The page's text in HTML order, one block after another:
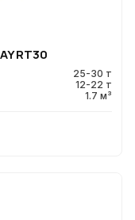
RT30
25-30 т
12-22 т
1.7 м³